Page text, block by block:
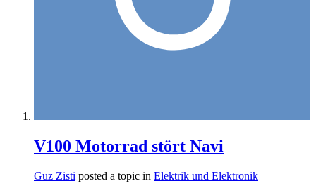
V100 Motorrad stört Navi
Guz Zisti posted a topic in Elektrik und Elektronik